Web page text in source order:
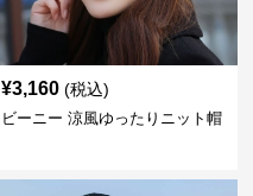
¥3,160 (税込)
ビーニー 涼風ゆったりニット帽